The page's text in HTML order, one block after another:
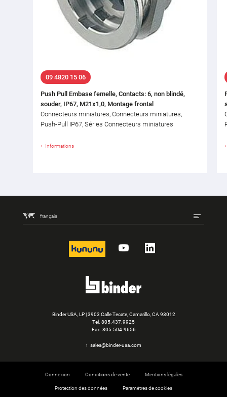
09 4820 15 06
Push Pull Embase femelle, Contacts: 6, non blindé,
souder, IP67, M21x1,0, Montage frontal
Connecteurs miniatures, Connecteurs miniatures,
Push-Pull IP67, Séries Connecteurs miniatures
Informations
français
kununu YouTubeLinkedIn
Binder USA, LP | 3903 Calle Tecate, Camarillo, CA 93012
Tel. 805.437.9925
Fax. 805.504.9656
sales@binder-usa.com
Connexion Conditions de vente Mentions légales
Protection des données Paramètres de cookies